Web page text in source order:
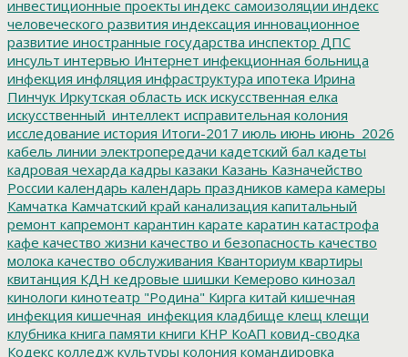
инвестиционные проекты индекс самоизоляции индекс
человеческого развития индексация инновационное
развитие иностранные государства инспектор ДПС
инсульт интервью Интернет инфекционная больница
инфекция инфляция инфраструктура ипотека Ирина
Пинчук Иркутская область иск искусственная елка
искусственный_интеллект исправительная колония
исследование история Итоги-2017 июль июнь июнь_2026
кабель линии электропередачи кадетский бал кадеты
кадровая чехарда кадры казаки Казань Казначейство
России календарь календарь праздников камера камеры
Камчатка Камчатский край канализация капитальный
ремонт капремонт карантин карате каратин катастрофа
кафе качество жизни качество и безопасность качество
молока качество обслуживания Кванториум квартиры
квитанция КДН кедровые шишки Кемерово кинозал
кинологи кинотеатр "Родина" Кирга китай кишечная
инфекция кишечная_инфекция кладбище клещ клещи
клубника книга памяти книги КНР КоАП ковид-сводка
Кодекс колледж культуры колония командировка